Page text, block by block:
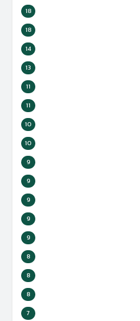
18
18
14
13
11
11
10
10
9
9
9
9
9
8
8
8
7